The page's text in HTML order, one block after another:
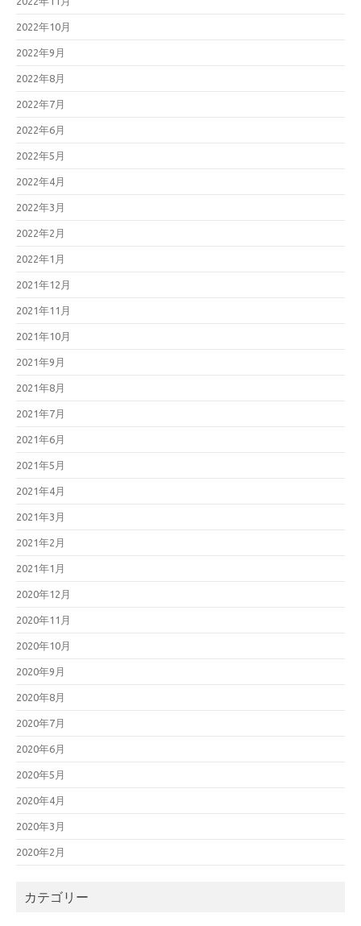
2022年10月
2022年9月
2022年8月
2022年7月
2022年6月
2022年5月
2022年4月
2022年3月
2022年2月
2022年1月
2021年12月
2021年11月
2021年10月
2021年9月
2021年8月
2021年7月
2021年6月
2021年5月
2021年4月
2021年3月
2021年2月
2021年1月
2020年12月
2020年11月
2020年10月
2020年9月
2020年8月
2020年7月
2020年6月
2020年5月
2020年4月
2020年3月
2020年2月
カテゴリー